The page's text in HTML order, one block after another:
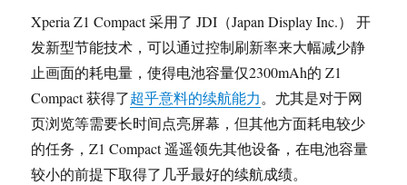
Xperia Z1 Compact 采用了 JDI（Japan Display Inc.） 开
发新型节能技术，可以通过控制刷新率来大幅减少静
止画面的耗电量，使得电池容量仅2300mAh的 Z1
Compact 获得了超乎意料的续航能力。尤其是对于网
页浏览等需要长时间点亮屏幕，但其他方面耗电较少
的任务，Z1 Compact 遥遥领先其他设备，在电池容量
较小的前提下取得了几乎最好的续航成绩。